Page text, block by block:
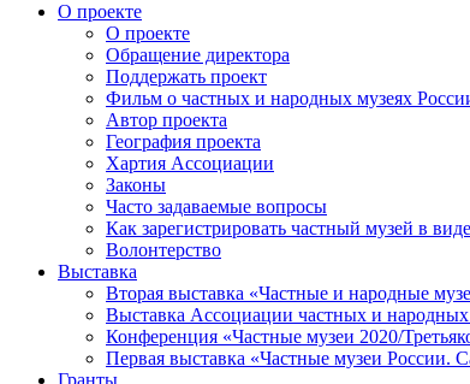
О проекте
О проекте
Обращение директора
Поддержать проект
Фильм о частных и народных музеях
Автор проекта
География проекта
Хартия Ассоциации
Законы
Часто задаваемые вопросы
Как зарегистрировать частный музей в
Волонтерство
Выставка
Вторая выставка «Частные и народные
Выставка Ассоциации частных и
Конференция «Частные музеи 2020/
Первая выставка «Частные музеи России.